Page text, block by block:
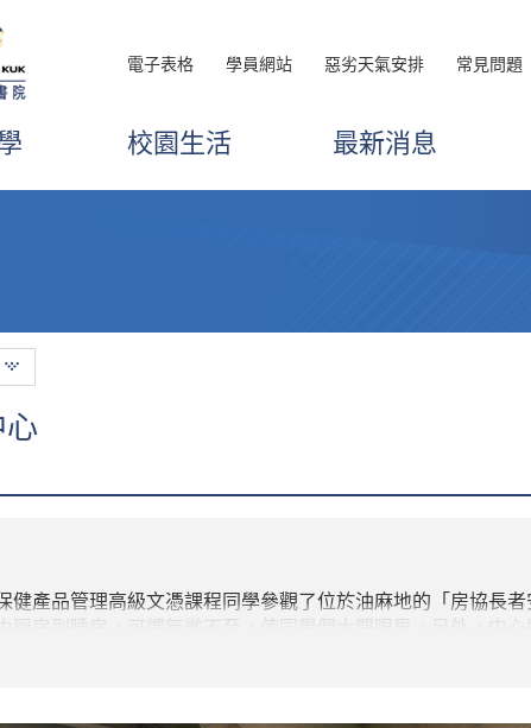
電子表格 學員網站 惡劣天氣安排 常見問題
校園生活 最新消息
健產品管理高級文憑課程同學參觀了位於油麻地的「房協長